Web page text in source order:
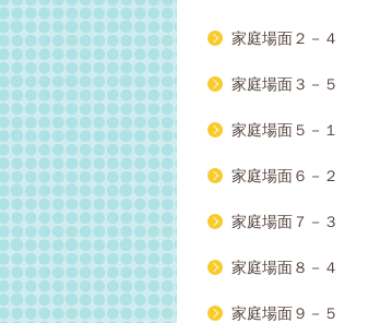
家庭場面２－４
家庭場面３－５
家庭場面５－１
家庭場面６－２
家庭場面７－３
家庭場面８－４
家庭場面９－５